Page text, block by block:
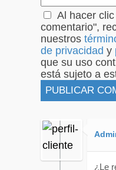
Al hacer
comentario",
nuestros
de privacidad y
que su uso
está sujeto a
¿Le